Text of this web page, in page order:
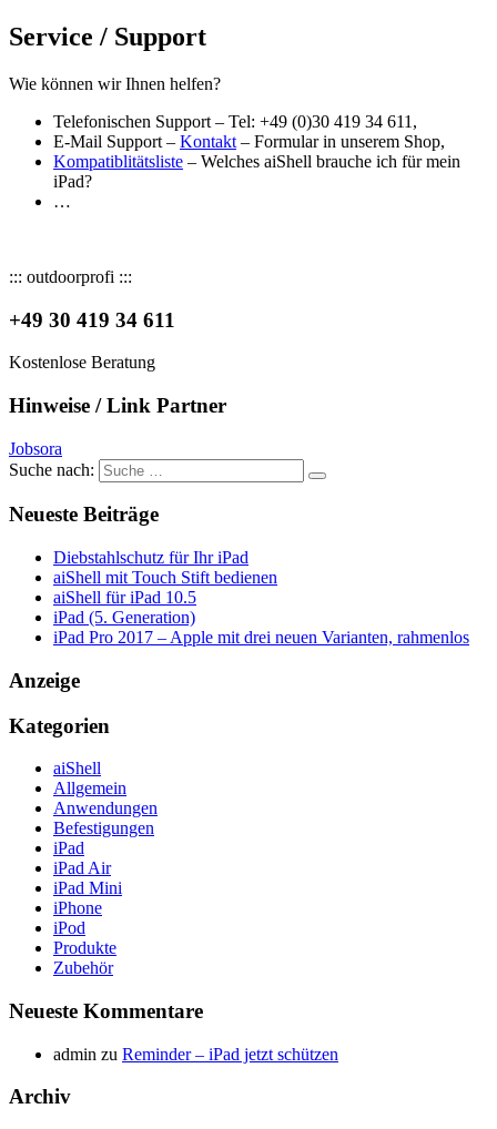
Service / Support
Wie können wir Ihnen helfen?
Telefonischen Support – Tel: +49 (0)30 419 34 611,
E-Mail Support – Kontakt – Formular in unserem Shop,
Kompatiblitätsliste – Welches aiShell brauche ich für mein
iPad?
…
::: outdoorprofi :::
+49 30 419 34 611
Kostenlose Beratung
Hinweise / Link Partner
Jobsora
Suche nach:
Neueste Beiträge
Diebstahlschutz für Ihr iPad
aiShell mit Touch Stift bedienen
aiShell für iPad 10.5
iPad (5. Generation)
iPad Pro 2017 – Apple mit drei neuen Varianten, rahmenlos
Anzeige
Kategorien
aiShell
Allgemein
Anwendungen
Befestigungen
iPad
iPad Air
iPad Mini
iPhone
iPod
Produkte
Zubehör
Neueste Kommentare
admin zu Reminder – iPad jetzt schützen
Archiv